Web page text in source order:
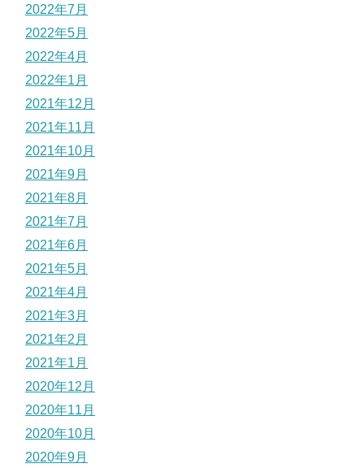
2022年7月
2022年5月
2022年4月
2022年1月
2021年12月
2021年11月
2021年10月
2021年9月
2021年8月
2021年7月
2021年6月
2021年5月
2021年4月
2021年3月
2021年2月
2021年1月
2020年12月
2020年11月
2020年10月
2020年9月